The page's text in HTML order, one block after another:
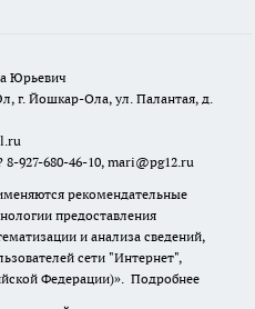
Юрьевич
г. Йошкар-Ола, ул. Палантая, д.
927-680-46-10, mari@pg12.ru
рекомендательные
предоставления
и анализа сведений,
сети "Интернет",
Федерации)». Подробнее